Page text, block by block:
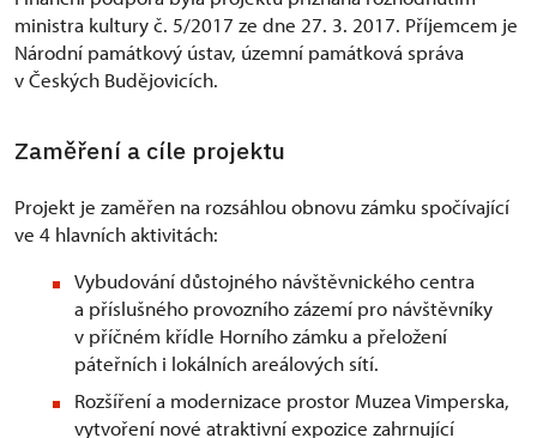
ministra kultury č. 5/2017 ze dne 27. 3. 2017. Příjemcem je
Národní památkový ústav, územní památková správa
v Českých Budějovicích.
Zaměření a cíle projektu
Projekt je zaměřen na rozsáhlou obnovu zámku spočívající
ve 4 hlavních aktivitách:
Vybudování důstojného návštěvnického centra
a příslušného provozního zázemí pro návštěvníky
v příčném křídle Horního zámku a přeložení
páteřních i lokálních areálových sítí.
Rozšíření a modernizace prostor Muzea Vimperska,
vytvoření nové atraktivní expozice zahrnující